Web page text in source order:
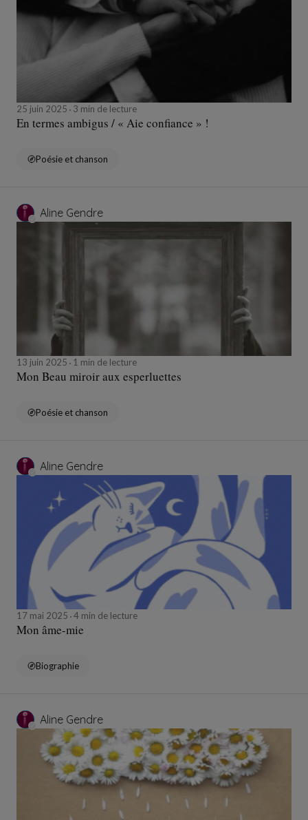
25 juin 2025 3 min de lecture
En termes ambigus / « Aie confiance » !
Poésie et chanson
Aline Gendre
13 juin 2025 1 min de lecture
Mon Beau miroir aux esperluettes
Poésie et chanson
Aline Gendre
17 mai 2025 4 min de lecture
Mon âme-mie
Biographie
Aline Gendre